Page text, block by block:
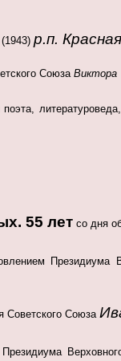
р.п.
Союза Виктора
55 лет со дня
Советского Союза
Президиума